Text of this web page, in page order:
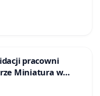
pracowni
Miniatura w